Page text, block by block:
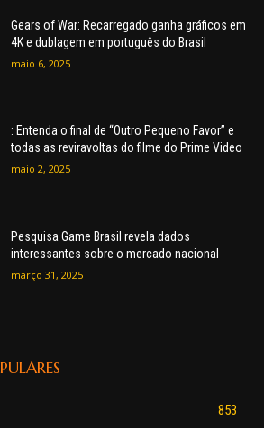
Gears of War: Recarregado ganha gráficos em
4K e dublagem em português do Brasil
maio 6, 2025
: Entenda o final de “Outro Pequeno Favor” e
todas as reviravoltas do filme do Prime Video
maio 2, 2025
Pesquisa Game Brasil revela dados
interessantes sobre o mercado nacional
março 31, 2025
853